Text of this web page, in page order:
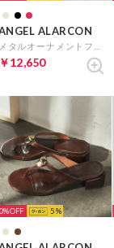
ALARCON
￥12,650
5